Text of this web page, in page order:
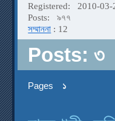
Registered:
2010-03-
Posts:
৯৭৭
সম্মাননা : 12
Posts: ৩
Pages ১